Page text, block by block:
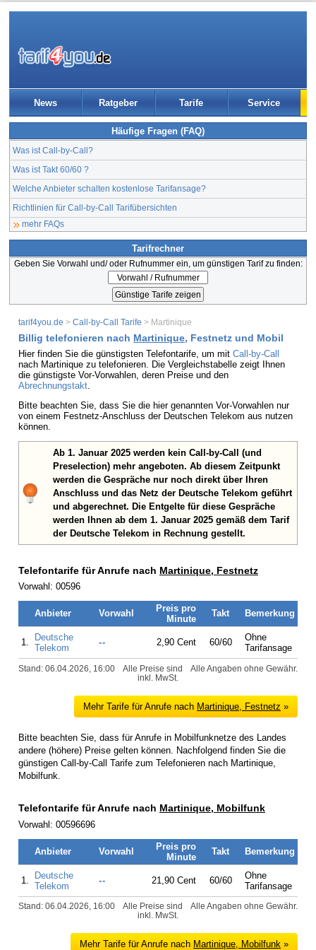
News Ratgeber Tarife Service
Häufige Fragen (FAQ)
Was ist Call-by-Call?
Was ist Takt 60/60 ?
Welche Anbieter schalten kostenlose Tarifansage?
Richtlinien für Call-by-Call Tarifübersichten
mehr FAQs
Tarifrechner
Geben Sie Vorwahl und/ oder Rufnummer ein, um günstigen Tarif zu finden:
tarif4you.de > Call-by-Call Tarife > Martinique
Billig telefonieren nach Martinique, Festnetz und Mobil
Hier finden Sie die günstigsten Telefontarife, um mit Call-by-Call
nach Martinique zu telefonieren. Die Vergleichstabelle zeigt Ihnen
die günstigste Vor-Vorwahlen, deren Preise und den
Abrechnungstakt
Bitte beachten Sie, dass Sie die hier genannten Vor-Vorwahlen nur
von einem Festnetz-Anschluss der Deutschen Telekom aus nutzen
können.
Ab 1. Januar 2025 werden kein Call-by-Call (und
Preselection) mehr angeboten. Ab diesem Zeitpunkt
werden die Gespräche nur noch direkt über Ihren
Anschluss und das Netz der Deutsche Telekom geführt
und abgerechnet. Die Entgelte für diese Gespräche
werden Ihnen ab dem 1. Januar 2025 gemäß dem Tarif
der Deutsche Telekom in Rechnung gestellt.
Telefontarife für Anrufe nach Martinique, Festnetz
Vorwahl: 00596
Anbieter Vorwahl
Preis pro
Minute
Takt Bemerkung
1.
Deutsche
Telekom
-- 2,90 Cent 60/60
Ohne
Tarifansage
Stand: 06.04.2026, 16:00 Alle Angaben ohne Gewähr.
Alle Preise sind
inkl. MwSt.
Mehr Tarife für Anrufe nach Martinique, Festnetz »
Bitte beachten Sie, dass für Anrufe in Mobilfunknetze des Landes
andere (höhere) Preise gelten können. Nachfolgend finden Sie die
günstigen Call-by-Call Tarife zum Telefonieren nach Martinique,
Mobilfunk.
Telefontarife für Anrufe nach Martinique, Mobilfunk
Vorwahl: 00596696
Anbieter Vorwahl
Preis pro
Minute
Takt Bemerkung
1.
Deutsche
Telekom
-- 21,90 Cent 60/60
Ohne
Tarifansage
Stand: 06.04.2026, 16:00 Alle Angaben ohne Gewähr.
Alle Preise sind
inkl. MwSt.
Mehr Tarife für Anrufe nach Martinique, Mobilfunk »